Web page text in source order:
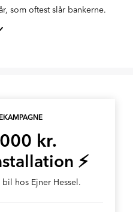
som oftest slår bankerne.
kr.
⚡
hos Ejner Hessel.